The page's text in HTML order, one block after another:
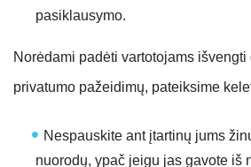
pasiklausymo.
Norėdami padėti vartotojams
privatumo pažeidimų, pateiksime
Nespauskite ant įtartinų jums
nuorodų, ypač jeigu jas gavote iš